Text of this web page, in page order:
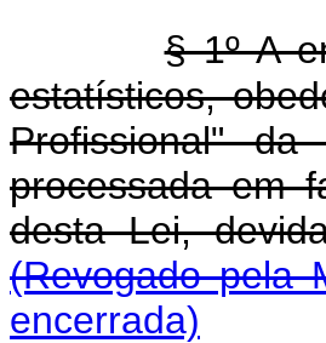
§ 1º A
estatísticos,
Profissional"
processada em
desta Lei,
(Revogado pela
encerrada)